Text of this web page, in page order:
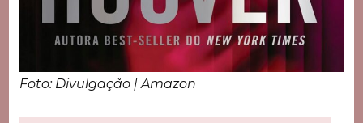
Foto: Divulgação | Amazon